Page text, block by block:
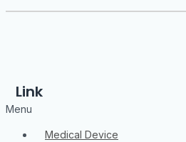
Link
Menu
Medical Device